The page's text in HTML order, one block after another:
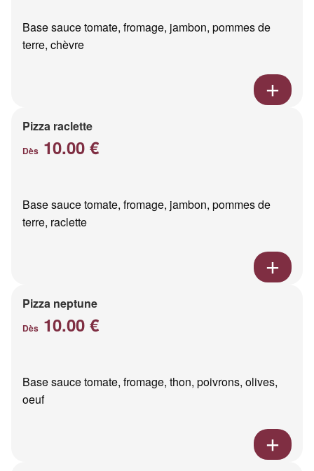
Base sauce tomate, fromage, jambon, pommes de
terre, chèvre
Pizza raclette
Dès 10.00 €
Base sauce tomate, fromage, jambon, pommes de
terre, raclette
Pizza neptune
Dès 10.00 €
Base sauce tomate, fromage, thon, poivrons, olives,
oeuf